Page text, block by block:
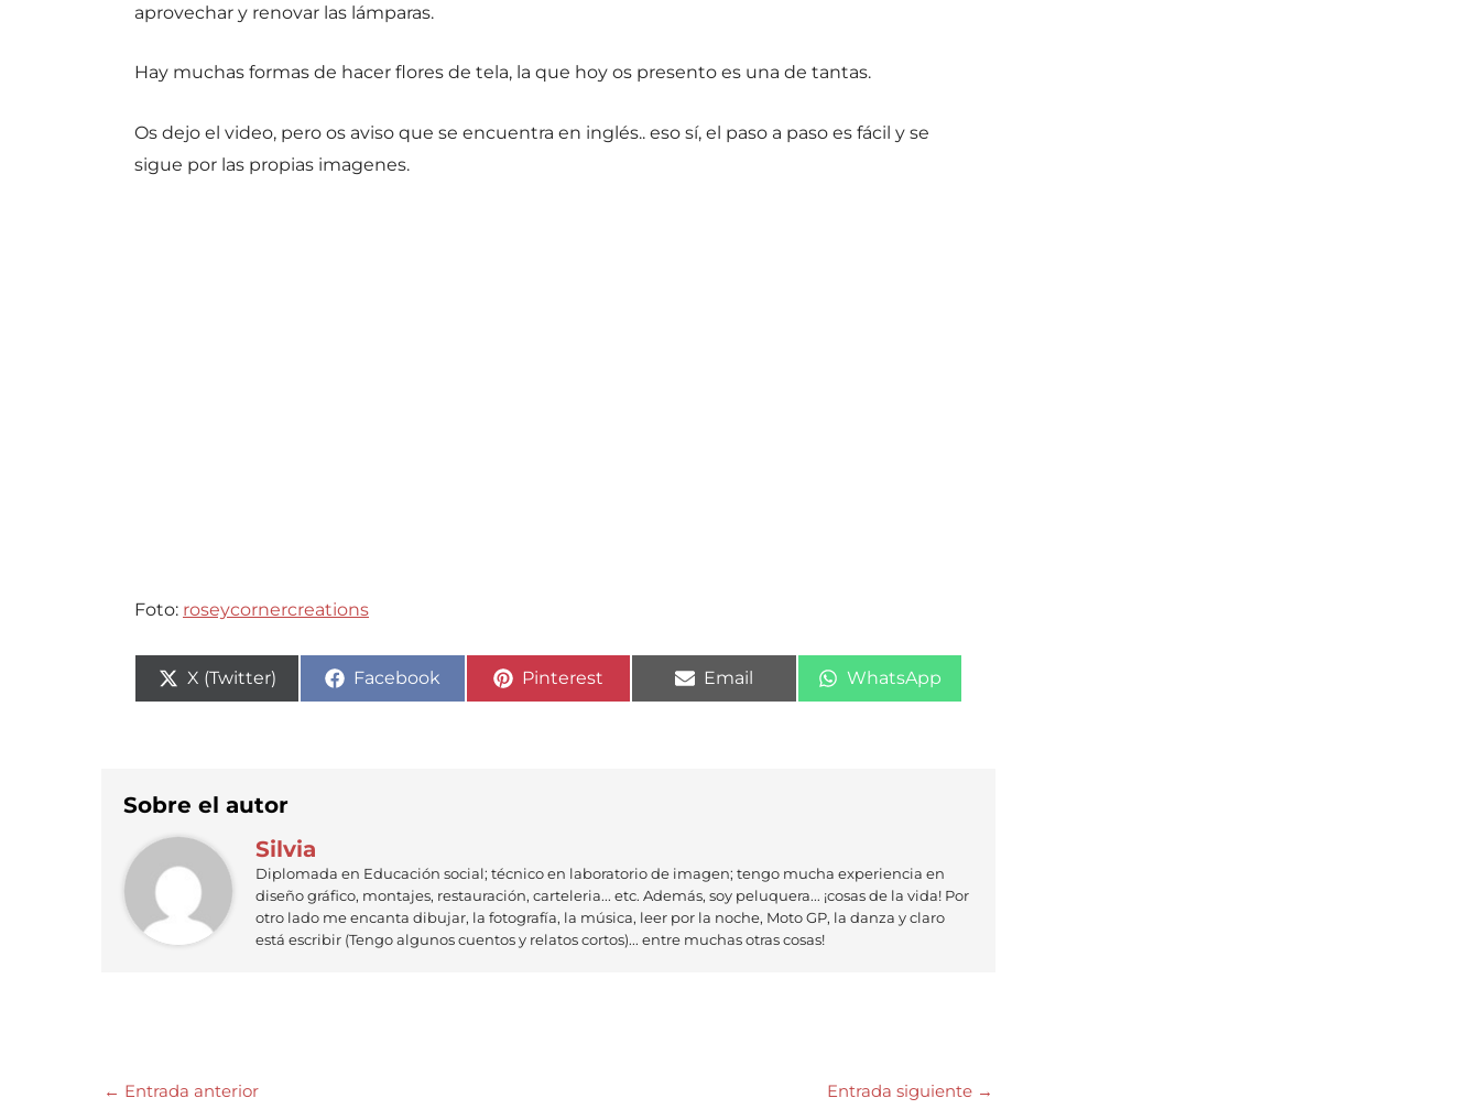
aprovechar y renovar las lámparas.
Hay muchas formas de hacer flores de tela, la que hoy os presento es una de tantas.
Os dejo el video, pero os aviso que se encuentra en inglés.. eso sí, el paso a paso es fácil y se
sigue por las propias imagenes.
Foto: roseycornercreations
Compartir
en
X (Twitter)
Compartir
Facebook
Compartir
Pinterest
Compartir
Email
Compartir
WhatsApp
Sobre el autor
Silvia
Diplomada en Educación social; técnico en laboratorio de imagen; tengo mucha experiencia en
diseño gráfico, montajes, restauración, carteleria... etc. Además, soy peluquera... ¡cosas de la vida! Por
otro lado me encanta dibujar, la fotografía, la música, leer por la noche, Moto GP, la danza y claro
está escribir (Tengo algunos cuentos y relatos cortos)... entre muchas otras cosas!
← Entrada anterior Entrada siguiente →